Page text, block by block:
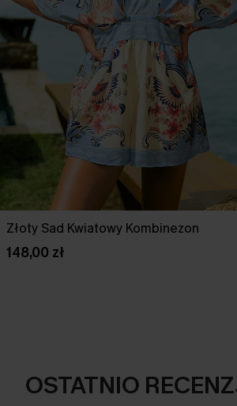
Złoty Sad Kwiatowy Kombinezon
148,00 zł
OSTATNIO